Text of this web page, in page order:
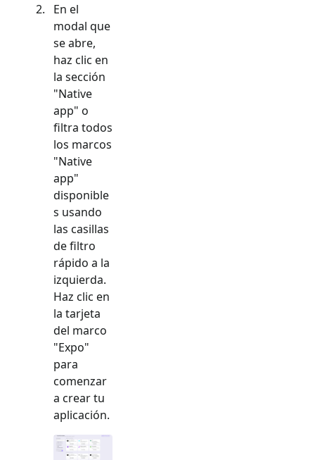
En el
modal que
se abre,
haz clic en
la sección
"Native
app" o
filtra todos
los marcos
"Native
app"
disponible
s usando
las casillas
de filtro
rápido a la
izquierda.
Haz clic en
la tarjeta
del marco
"Expo"
para
comenzar
a crear tu
aplicación.